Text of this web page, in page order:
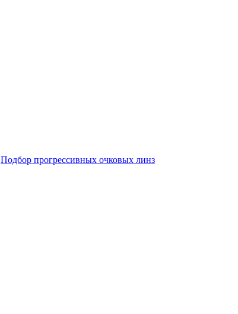
Подбор прогрессивных очковых линз